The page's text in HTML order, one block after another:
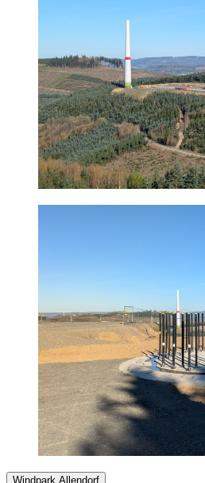
Windpark Allendorf